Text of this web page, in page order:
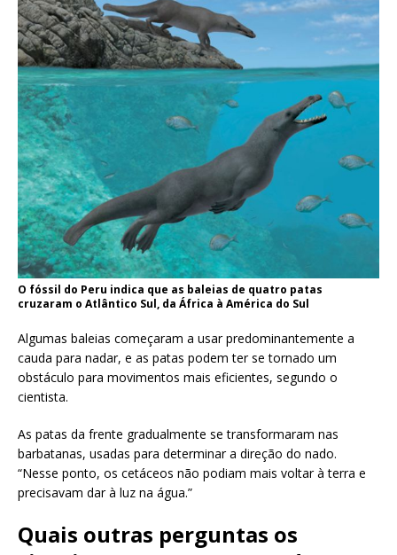
O fóssil do Peru indica que as baleias de quatro patas
cruzaram o Atlântico Sul, da África à América do Sul
Algumas baleias começaram a usar predominantemente a
cauda para nadar, e as patas podem ter se tornado um
obstáculo para movimentos mais eficientes, segundo o
cientista.
As patas da frente gradualmente se transformaram nas
barbatanas, usadas para determinar a direção do nado.
“Nesse ponto, os cetáceos não podiam mais voltar à terra e
precisavam dar à luz na água.”
Quais outras perguntas os